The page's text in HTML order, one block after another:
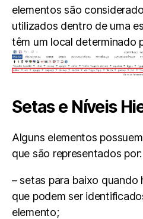
elementos são
utilizados dentro de uma
têm um local determinado
Setas e Níveis
Alguns elementos
que são representados por:
– setas para baixo quando
que podem ser
elemento;